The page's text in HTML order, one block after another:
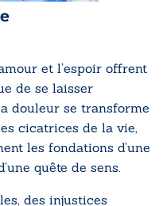
et l’espoir offrent
de se laisser
douleur se transforme
cicatrices de la vie,
les fondations d’une
quête de sens.
des injustices